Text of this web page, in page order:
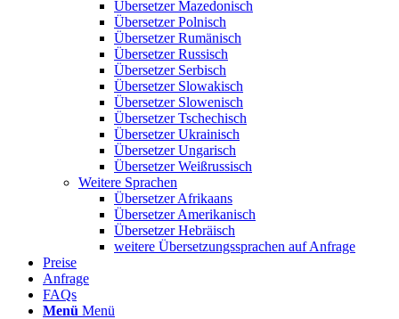
Übersetzer Mazedonisch
Übersetzer Polnisch
Übersetzer Rumänisch
Übersetzer Russisch
Übersetzer Serbisch
Übersetzer Slowakisch
Übersetzer Slowenisch
Übersetzer Tschechisch
Übersetzer Ukrainisch
Übersetzer Ungarisch
Übersetzer Weißrussisch
Weitere Sprachen
Übersetzer Afrikaans
Übersetzer Amerikanisch
Übersetzer Hebräisch
weitere Übersetzungssprachen auf Anfrage
Preise
Anfrage
FAQs
Menü Menü